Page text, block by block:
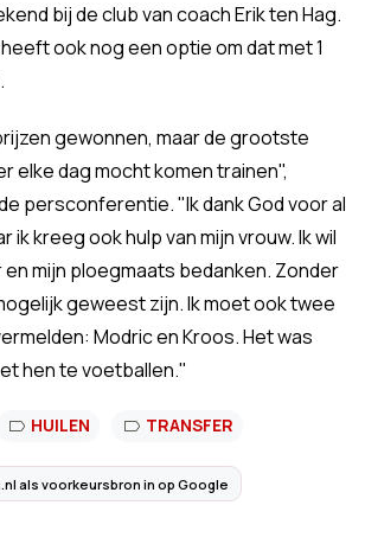
bij de club van coach Erik ten Hag.
ook nog een optie om dat met 1
gewonnen, maar de grootste
elke dag mocht komen trainen",
persconferentie. "Ik dank God voor al
ik kreeg ook hulp van mijn vrouw. Ik wil
mijn ploegmaats bedanken. Zonder
geweest zijn. Ik moet ook twee
Modric en Kroos. Het was
hen te voetballen."
HUILEN TRANSFER
als voorkeursbron in op Google